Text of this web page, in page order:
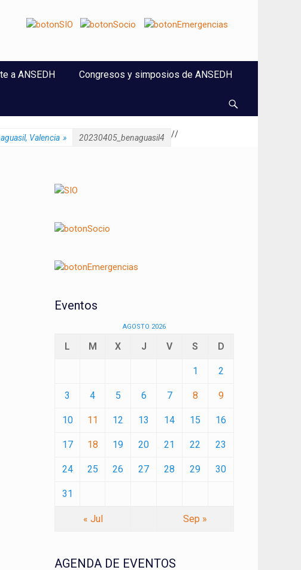
a ANSEDH Congresos y simposios de ANSEDH
//
Valencia » 20230405_benaguasil4
Eventos
AGOSTO 2026
L M X J V S D
1 2
3 4 5 6 7 8 9
10 11 12 13 14 15 16
17 18 19 20 21 22 23
24 25 26 27 28 29 30
31
« Jul Sep »
AGENDA DE EVENTOS